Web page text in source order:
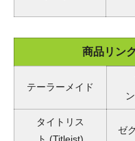
商品リン
テーラーメイド
ン
タイトリス
ゼ